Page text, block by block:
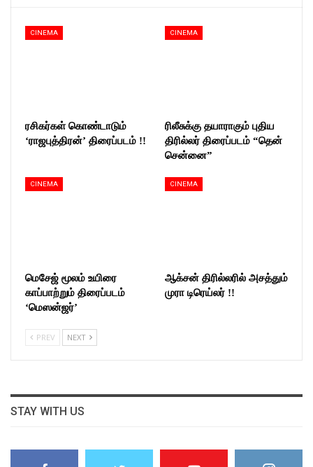
CINEMA
ரசிகர்கள் கொண்டாடும்
‘ராஜபுத்திரன்’ திரைப்படம் !!
CINEMA
ரிலீசுக்கு தயாராகும் புதிய
திரில்லர் திரைப்படம் “தென்
சென்னை”
CINEMA
மெசேஜ் மூலம் உயிரை
காப்பாற்றும் திரைப்படம்
‘மெஸன்ஜர்’
CINEMA
ஆக்சன் திரில்லரில் அசத்தும்
முரா டிரெய்லர் !!
PREV NEXT
STAY WITH US